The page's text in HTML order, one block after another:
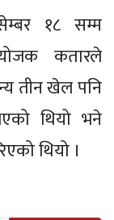
१८ सम्म
कतारले
तीन खेल पनि
थियो भने
थियो ।